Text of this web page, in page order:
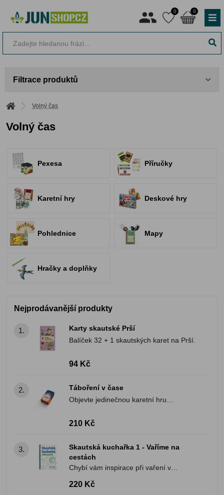
0 0
Filtrace produktů
Volný čas
Volný čas
Pexesa Příručky
Karetní hry Deskové hry
Pohlednice Mapy
Hračky a doplňky
Nejprodávanější produkty
1.
Karty skautské Prší
Balíček 32 + 1 skautských karet na Prší.
94 Kč
2.
Táboření v čase
Objevte jedinečnou karetní hru
nejen skautské historie!
210 Kč
3.
Skautská kuchařka 1 - Vaříme na
cestách
Chybí vám inspirace při vaření v
přírodě? Nebaví vás jíst pořád to samé
220 Kč